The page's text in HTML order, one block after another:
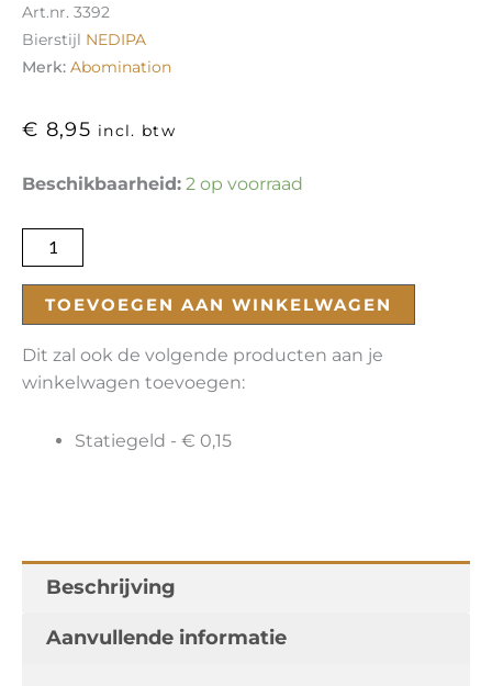
Art.nr. 3392
Bierstijl NEDIPA
Merk: Abomination
€ 8,95 incl. btw
Beschikbaarheid: 2 op voorraad
Rotting
aantal
TOEVOEGEN AAN WINKELWAGEN
Dit zal ook de volgende producten aan je
winkelwagen toevoegen:
Statiegeld - € 0,15
Beschrijving
Aanvullende informatie